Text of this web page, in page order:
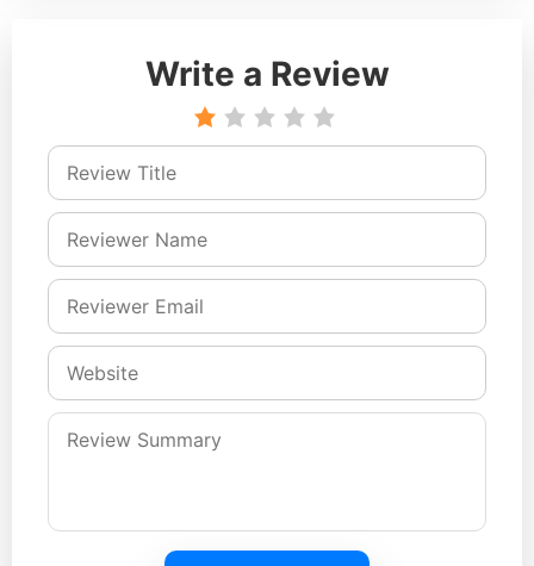
Write a Review